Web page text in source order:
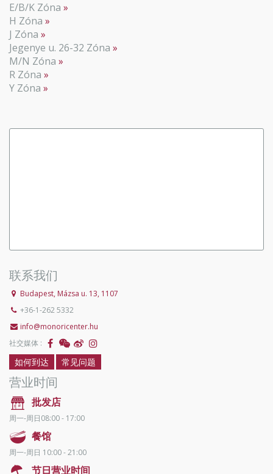
E/B/K Zóna
H Zóna
J Zóna
Jegenye u. 26-32 Zóna
M/N Zóna
R Zóna
Y Zóna
联系我们
Budapest, Mázsa u. 13, 1107
+36-1-262 5332
info@monoricenter.hu
社交媒体 :
如何到达 常见问题
营业时间
批发店
周一-周日08:00 - 17:00
餐馆
周一-周日 10:00 - 21:00
节日营业时间